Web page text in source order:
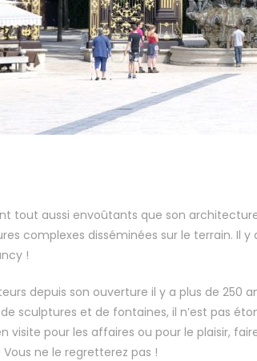
tout aussi envoûtants que son
complexes disséminées sur le terrain. Il
!
depuis son ouverture il y a plus de
sculptures et de fontaines, il n’est pas
visite pour les affaires ou pour le plaisir,
ne le regretterez pas !